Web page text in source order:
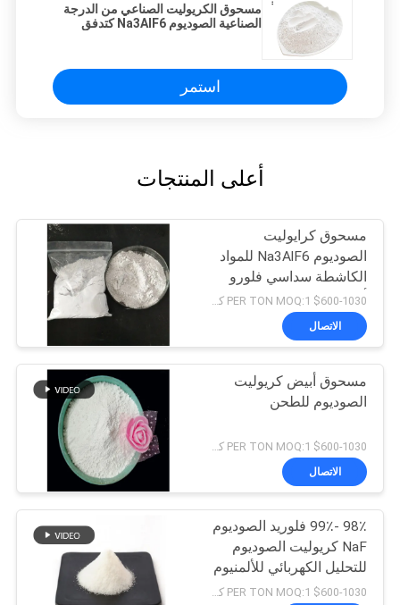
مسحوق الكريوليت الصناعي من الدرجة
الصناعية الصوديوم Na3AlF6 كتدفق
استمر
أعلى المنتجات
مسحوق كرايوليت
الصوديوم Na3AlF6 للمواد
الكاشطة سداسي فلورو
ألومينات الصوديوم
$600-1030 PER TON MOQ:1 كجم
الاتصال
مسحوق أبيض كريوليت
الصوديوم للطحن
$600-1030 PER TON MOQ:1 كجم
الاتصال
98٪ -99٪ فلوريد الصوديوم
NaF كريوليت الصوديوم
للتحليل الكهربائي للألمنيوم
$600-1030 PER TON MOQ:1 كجم